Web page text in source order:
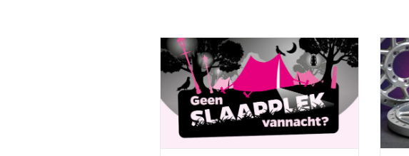
Daklozeninitiatief
Amsterdam